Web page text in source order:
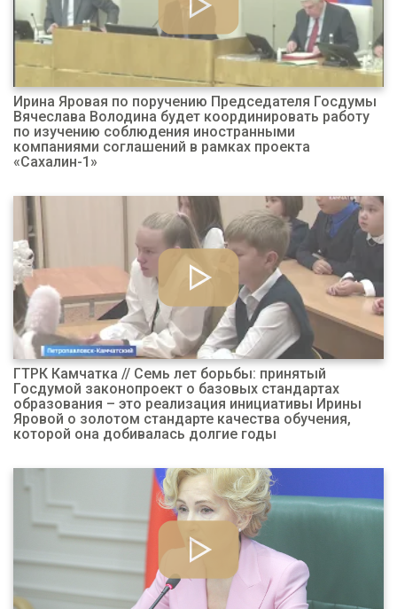
Ирина Яровая по поручению Председателя Госдумы
Вячеслава Володина будет координировать работу
по изучению соблюдения иностранными
компаниями соглашений в рамках проекта
«Сахалин-1»
ГТРК Камчатка // Семь лет борьбы: принятый
Госдумой законопроект о базовых стандартах
образования – это реализация инициативы Ирины
Яровой о золотом стандарте качества обучения,
которой она добивалась долгие годы